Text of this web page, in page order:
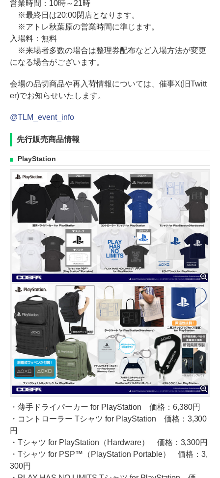
営業時間：10時～21時
※最終日は20:00閉店となります。
※アトレ秋葉原の営業時間に準じます。
入場料：無料
※来場者多数の場合は整理券配布など入場方法が変更
になる場合がございます。
会場の品切商品や再入荷情報については、催事X(旧Twitt
er)でお知らせいたします。
@TLM_event_info
先行販売商品情報
PlayStation
・薄手ドライパーカー for PlayStation 価格：6,380円
・コントローラー Tシャツ for PlayStation 価格：3,300
円
・Tシャツ for PlayStation（Hardware） 価格：3,300円
・Tシャツ for PSP™（PlayStation Portable） 価格：3,
300円